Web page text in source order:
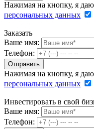
Нажимая на кнопку, я даю
персональных данных
Заказать
Ваше имя:
Телефон:
Нажимая на кнопку, я даю
персональных данных
Инвестировать в свой
Ваше имя:
Телефон: